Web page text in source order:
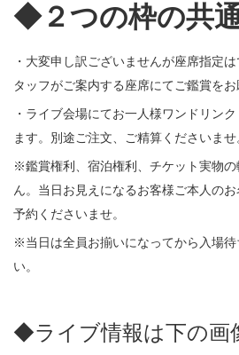
◆２つの枠の共
・大変申し訳ございませんが座席指定
タッフがご案内する座席にてご鑑賞をお
・ライブ会場にてお一人様ワンドリン
ます。別途ご注文、ご精算くださいませ
※鑑賞権利、宿泊権利、チケット実物
ん。当日お見えになるお客様ご本人の
予約くださいませ。
※当日は全員お揃いになってから入場待
い。
◆ライブ情報は下の画